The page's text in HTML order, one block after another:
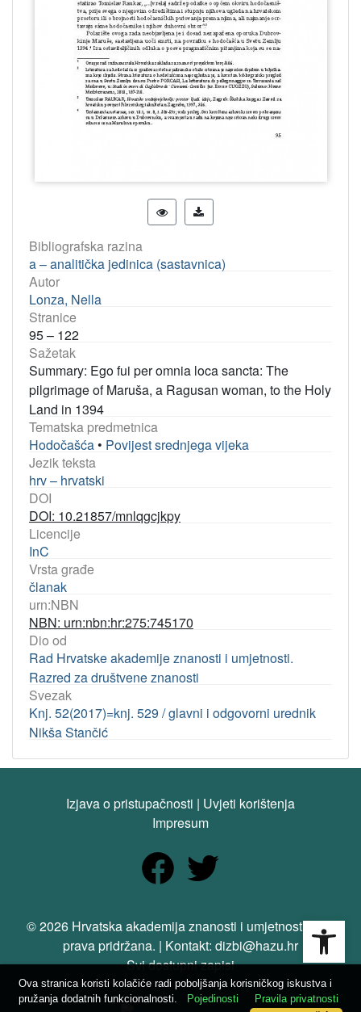
Bibliografska razina
a – analitička jedinica (sastavnica)
Autor
Lonza, Nella
Stranice
95 – 122
Sažetak
Summary: Ego fui per omnia loca sancta: The
pilgrimage of Maruša, a Ragusan woman, to the Holy
Land in 1394
Tematska predmetnica
Hodočašća • Povijest srednjega vijeka
Jezik teksta
hrv – hrvatski
DOI
DOI: 10.21857/mnlqgcjkpy
Licencije
InC
Vrsta građe
članak
urn:NBN
NBN: urn:nbn:hr:275:745170
Dio od
Rad Hrvatske akademije znanosti i umjetnosti.
Razred za društvene znanosti
Svezak
Knj. 52(2017)=knj. 529 / glavni i odgovorni urednik
Nikša Stančić
Izjava o pristupačnosti | Uvjeti korištenja
Impresum
© 2026 Hrvatska akademija znanosti i umjetnosti. Sva
prava pridržana. | Kontakt: dizbi@hazu.hr
Svi dostupni zapisi
Ova stranica koristi kolačiće radi poboljšanja korisničkog iskustva i
pružanja dodatnih funkcionalnosti.
Pojedinosti Pravila privatnosti